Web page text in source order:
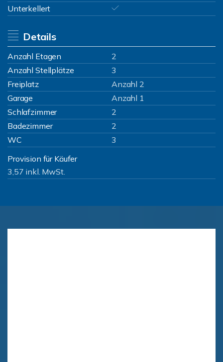
Unterkellert
Details
Anzahl Etagen
2
Anzahl Stellplätze
3
Freiplatz
Anzahl 2
Garage
Anzahl 1
Schlafzimmer
2
Badezimmer
2
WC
3
Provision für Käufer
3,57 inkl. MwSt.